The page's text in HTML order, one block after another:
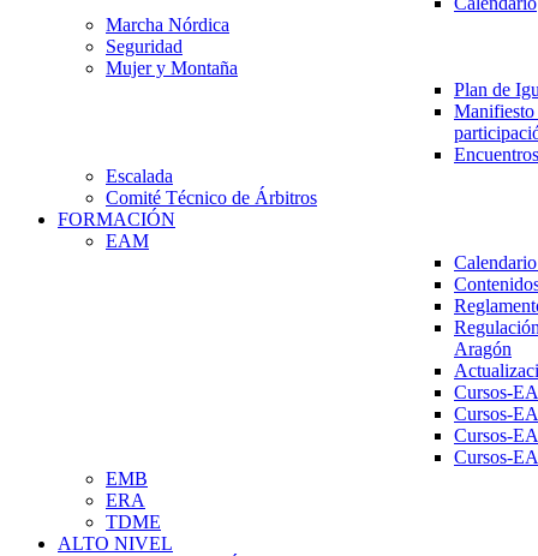
Marcha Nórdica
Seguridad
Mujer y Montaña
Plan de
Escalada
Comité Técnico de Árbitros
FORMACIÓN
EAM
Aragón
Cursos-
Cursos-
Cursos-
Cursos-
EMB
ERA
TDME
ALTO NIVEL